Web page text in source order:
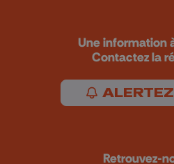
Une information
Contactez la
Retrouvez-